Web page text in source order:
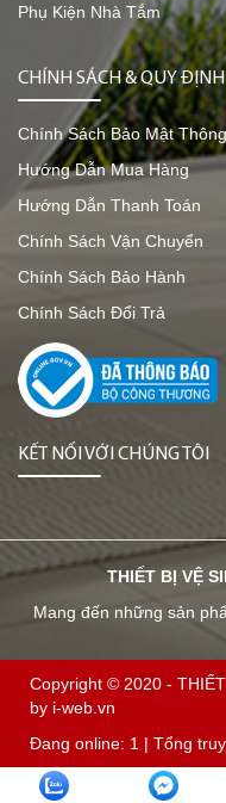
Phụ Kiện Nhà Tắm
CHÍNH SÁCH & QUY ĐỊNH
Chính Sách Bảo Mật
Hướng Dẫn Mua Hàng
Hướng Dẫn Thanh Toán
Chính Sách Vận Chuyển
Chính Sách Bảo Hành
Chính Sách Đổi Trả
KẾT NỐI VỚI CHÚNG TÔI
THIẾT BỊ VỆ
Mang đến những sản
Copyright © 2020 -
by i-web.vn
Đang online: 1 | Tổng